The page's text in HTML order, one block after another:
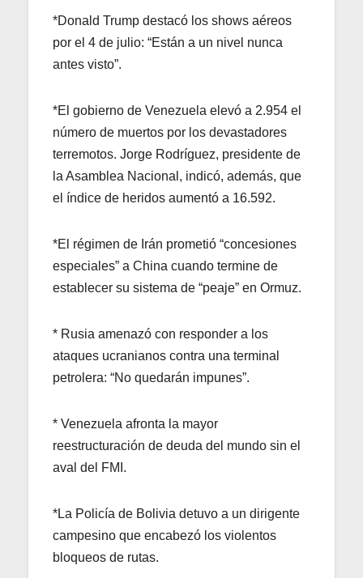
*Donald Trump destacó los shows aéreos
por el 4 de julio: “Están a un nivel nunca
antes visto”.
*El gobierno de Venezuela elevó a 2.954 el
número de muertos por los devastadores
terremotos. Jorge Rodríguez, presidente de
la Asamblea Nacional, indicó, además, que
el índice de heridos aumentó a 16.592.
*El régimen de Irán prometió “concesiones
especiales” a China cuando termine de
establecer su sistema de “peaje” en Ormuz.
* Rusia amenazó con responder a los
ataques ucranianos contra una terminal
petrolera: “No quedarán impunes”.
* Venezuela afronta la mayor
reestructuración de deuda del mundo sin el
aval del FMI.
*La Policía de Bolivia detuvo a un dirigente
campesino que encabezó los violentos
bloqueos de rutas.